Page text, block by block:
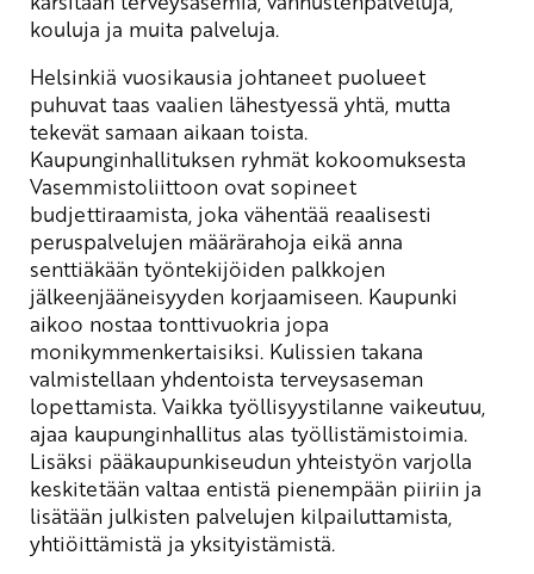
kouluja ja muita palveluja.
Helsinkiä vuosikausia johtaneet puolueet
puhuvat taas vaalien lähestyessä yhtä, mutta
tekevät samaan aikaan toista.
Kaupunginhallituksen ryhmät kokoomuksesta
Vasemmistoliittoon ovat sopineet
budjettiraamista, joka vähentää reaalisesti
peruspalvelujen määrärahoja eikä anna
senttiäkään työntekijöiden palkkojen
jälkeenjääneisyyden korjaamiseen. Kaupunki
aikoo nostaa tonttivuokria jopa
monikymmenkertaisiksi. Kulissien takana
valmistellaan yhdentoista terveysaseman
lopettamista. Vaikka työllisyystilanne vaikeutuu,
ajaa kaupunginhallitus alas työllistämistoimia.
Lisäksi pääkaupunkiseudun yhteistyön varjolla
keskitetään valtaa entistä pienempään piiriin ja
lisätään julkisten palvelujen kilpailuttamista,
yhtiöittämistä ja yksityistämistä.